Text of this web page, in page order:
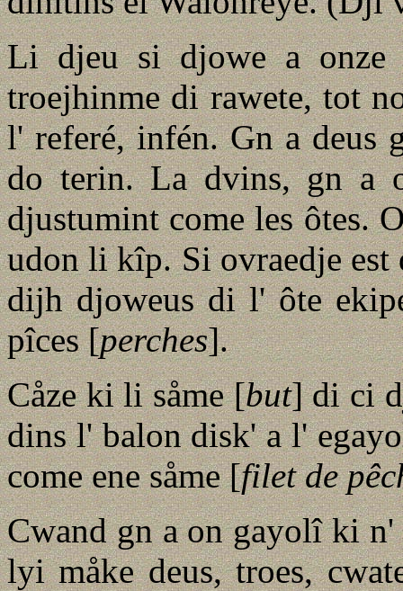
Li djeu si djowe a onze
troejhinme di rawete, tot
l' referé, infén. Gn a deus
do terin. La dvins, gn a
djustumint come les ôtes.
udon li kîp. Si ovraedje est
dijh djoweus di l' ôte
pîces [perches].
Cåze ki li såme [but] di ci
dins l' balon disk' a l'
come ene såme [filet de
Cwand gn a on gayolî ki n'
lyi måke deus, troes,